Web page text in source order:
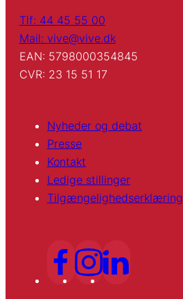
Tlf: 44 45 55 00
Mail: vive@vive.dk
EAN: 5798000354845
CVR: 23 15 51 17
Nyheder og debat
Presse
Kontakt
Ledige stillinger
Tilgængelighedserklæring